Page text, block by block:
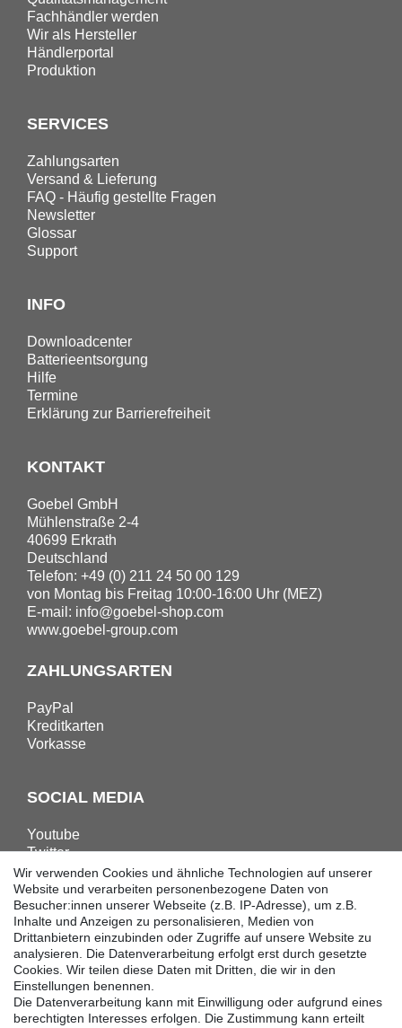
Fachhändler werden
Wir als Hersteller
Händlerportal
Produktion
SERVICES
Zahlungsarten
Versand & Lieferung
FAQ - Häufig gestellte Fragen
Newsletter
Glossar
Support
INFO
Downloadcenter
Batterieentsorgung
Hilfe
Termine
Erklärung zur Barrierefreiheit
KONTAKT
Goebel GmbH
Mühlenstraße 2-4
40699 Erkrath
Deutschland
Telefon: +49 (0) 211 24 50 00 129
von Montag bis Freitag 10:00-16:00 Uhr (MEZ)
E-mail: info@goebel-shop.com
www.goebel-group.com
ZAHLUNGSARTEN
PayPal
Kreditkarten
Vorkasse
SOCIAL MEDIA
Youtube
Twitter
Linkedin
Facebook
Instagram
DOWNLOADS
Kataloge
Technik
Wir verwenden Cookies und ähnliche Technologien auf unserer
Website und verarbeiten personenbezogene Daten von
Besucher:innen unserer Webseite (z.B. IP-Adresse), um z.B.
Inhalte und Anzeigen zu personalisieren, Medien von
Drittanbietern einzubinden oder Zugriffe auf unsere Website zu
analysieren. Die Datenverarbeitung erfolgt erst durch gesetzte
Cookies. Wir teilen diese Daten mit Dritten, die wir in den
Einstellungen benennen.
Die Datenverarbeitung kann mit Einwilligung oder aufgrund eines
berechtigten Interesses erfolgen. Die Zustimmung kann erteilt